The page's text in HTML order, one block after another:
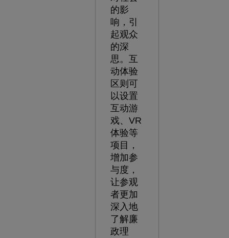
的影
响，引
起观众
的深
思。互
动体验
区则可
以设置
互动游
戏、VR
体验等
项目，
增加参
与度，
让参观
者更加
深入地
了解廉
政理